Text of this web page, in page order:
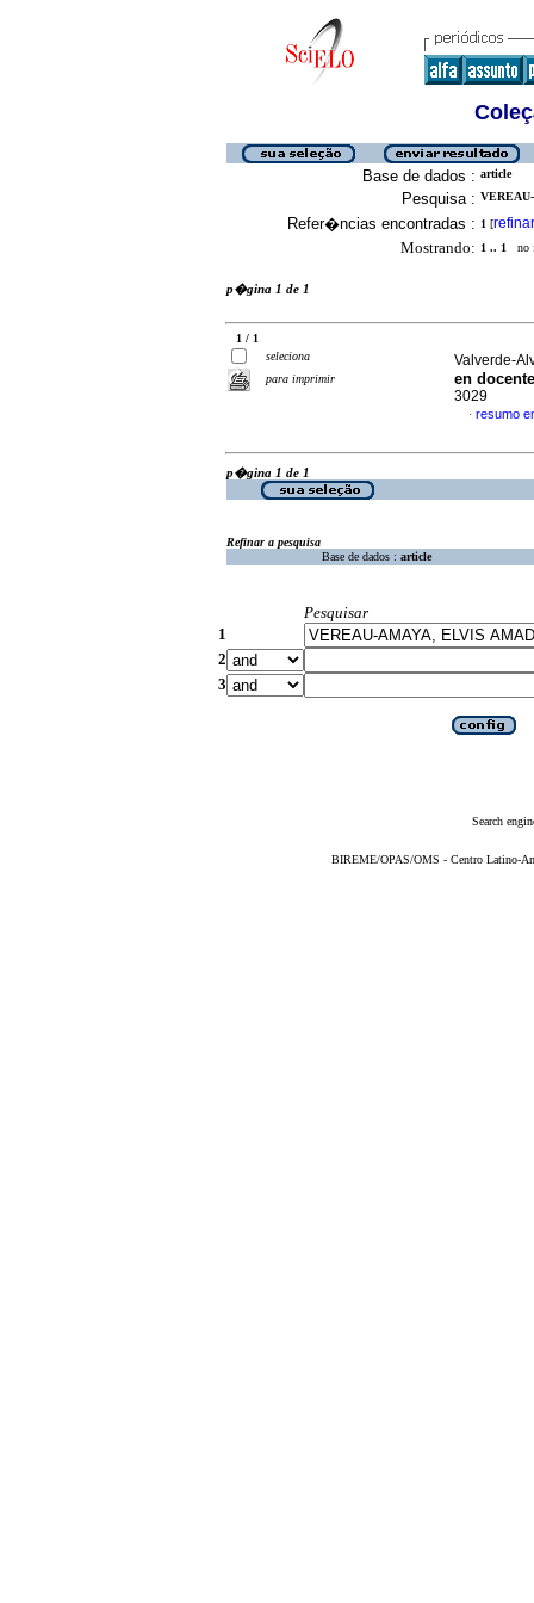
Base de dados : article
Pesquisa :
Refer�ncias encontradas : 1 [refinar
Mostrando: 1 .. 1 no
p�gina 1 de 1
1 / 1
seleciona
para imprimir
Valverde-
en
3029
· resumo
p�gina 1 de 1
Refinar a pesquisa
Base de dados : article
Pesquisar
1
2
3
Search
BIREME/OPAS/OMS - Centro Latino-